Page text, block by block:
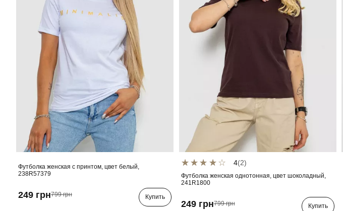
Футболка женская с принтом, цвет белый,
238R57379
249 грн799 грн Купить
4(2)
Футболка женская однотонная, цвет шоколадный,
241R1800
249 грн799 грн Купить